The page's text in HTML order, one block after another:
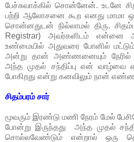
பேச்சுவாக்கில் சொன்னேன். உடனே
பற்றி ஆலோசனை கூற எனது மாமா
சொன்னதுடன் நில்லாமல் திரு.
Registrar) அவர்களிடம் என்னை
உண்மையில் அதுவரை போனில்
அன்று தான் அண்ணனையும் நேரில்
அந்த முதல் சந்திப்பு என் வாழ்வை
போகிறது என்று கனவிலும் நான்
சிதம்பரம் சார்
மூவரும் இரண்டு மணி நேரம் மேல்
போன்று இருந்தது அந்த முதல்
சொல்லவேண்டும் என்றால் ஒரு